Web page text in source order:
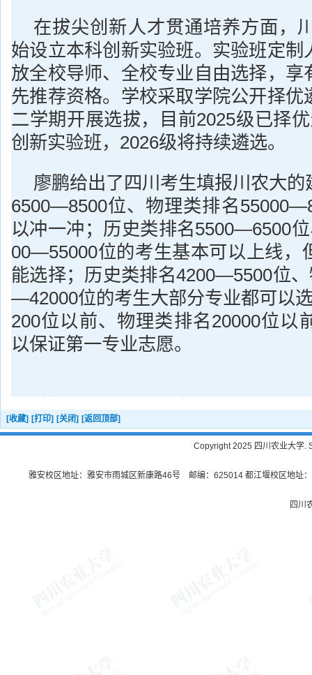
在拔尖创新人才贯通培养方面，
始设立本科创新实验班。实验班定制
放全校导师、全校专业自由选择，享
先推荐资格。学校采取学院公开择优
二学期开展选拔，目前2025级已择
创新实验班，2026级将持续遴选。
廖鹏给出了四川考生填报川农大
6500—8500位、物理类排名
以冲一冲；历史类排名5500—6500
00—55000位的考生基本可以上线，
能选择；历史类排名4200—5500位
—42000位的考生大部分专业都可以
200位以前、物理类排名20000位以
以保证第一专业志愿。
[收藏] [打印] [关闭] [返回顶部]
Copyright 2025 四川农业大学.
雅安校区地址：雅安市雨城区新康路46号 邮编：625014 都江堰校区地址
四川